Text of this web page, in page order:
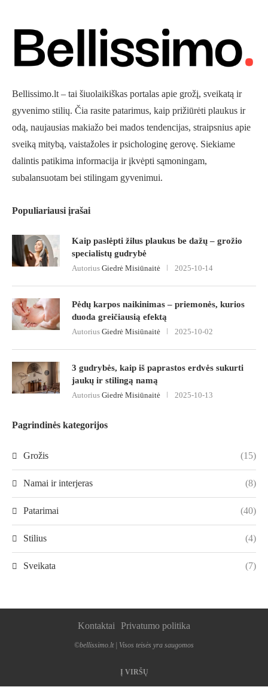
Bellissimo.lt – tai šiuolaikiškas portalas apie grožį, sveikatą ir
gyvenimo stilių. Čia rasite patarimus, kaip prižiūrėti plaukus ir
odą, naujausias makiažo bei mados tendencijas, straipsnius apie
sveiką mitybą, vaistažoles ir psichologinę gerovę. Siekiame
dalintis patikima informacija ir įkvėpti sąmoningam,
subalansuotam bei stilingam gyvenimui.
Populiariausi įrašai
Kaip paslėpti žilus plaukus be dažų – grožio
specialistų gudrybė
Autorius Giedrė Misiūnaitė 2025-10-14
Pėdų karpos naikinimas – priemonės, kurios
duoda greičiausią efektą
Autorius Giedrė Misiūnaitė 2025-10-02
3 gudrybės, kaip iš paprastos erdvės sukurti
jaukų ir stilingą namą
Autorius Giedrė Misiūnaitė 2025-10-13
Pagrindinės kategorijos
Grožis (15)
Namai ir interjeras (8)
Patarimai (40)
Stilius (4)
Sveikata (7)
Kontaktai Privatumo politika
©bellissimo.lt | Visos teisės yra saugomos
Į VIRŠŲ